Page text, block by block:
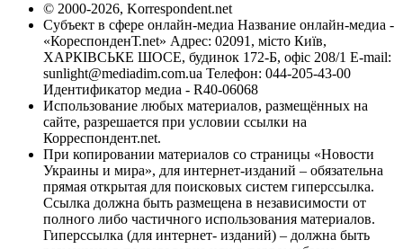
© 2000-2026, Korrespondent.net
Субъект в сфере онлайн-медиа Название онлайн-медиа -
«КореспонденТ.net» Адрес: 02091, місто Київ,
ХАРКІВСЬКЕ ШОСЕ, будинок 172-Б, офіс 208/1 E-mail:
sunlight@mediadim.com.ua Телефон: 044-205-43-00
Идентификатор медиа - R40-06068
Использование любых материалов, размещённых на
сайте, разрешается при условии ссылки на
Корреспондент.net.
При копировании материалов со страницы «Новости
Украины и мира», для интернет-изданий – обязательна
прямая открытая для поисковых систем гиперссылка.
Ссылка должна быть размещена в независимости от
полного либо частичного использования материалов.
Гиперссылка (для интернет- изданий) – должна быть